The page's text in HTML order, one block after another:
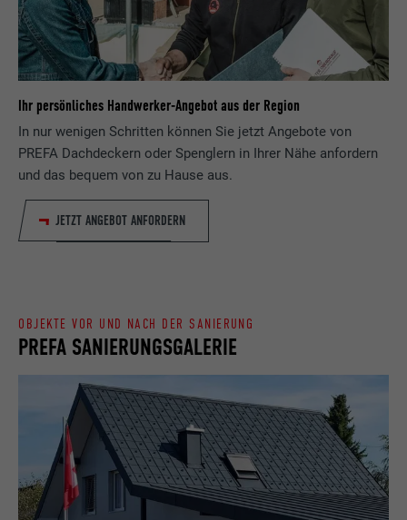
Ihr persönliches Handwerker-Angebot aus der Region
In nur wenigen Schritten können Sie jetzt Angebote von
PREFA Dachdeckern oder Spenglern in Ihrer Nähe anfordern
und das bequem von zu Hause aus.
JETZT ANGEBOT ANFORDERN
PREFA SANIERUNGSGALERIE
OBJEKTE VOR UND NACH DER SANIERUNG
Zweck
wird, um statistische Daten dazu, wieder
Besucher die Website nutzt, zu generieren.
Anbieter Google Optimize
Laufzeit 90 Tage
Zweck
Wird testweise gesetzt, um zu prüfen, ob
Anbieter ads.linkedin.com
Laufzeit Sitzung
Zweck
Speichert die vom Benutzer ausgewählte
Name lang
Anbieter LinkedIn
Zweck
Webseite ein eingebettetes "Folgen Sie
uns"-Fenster enthält.
Name bcookie
Anbieter LinkedIn
Laufzeit 2 Jahre